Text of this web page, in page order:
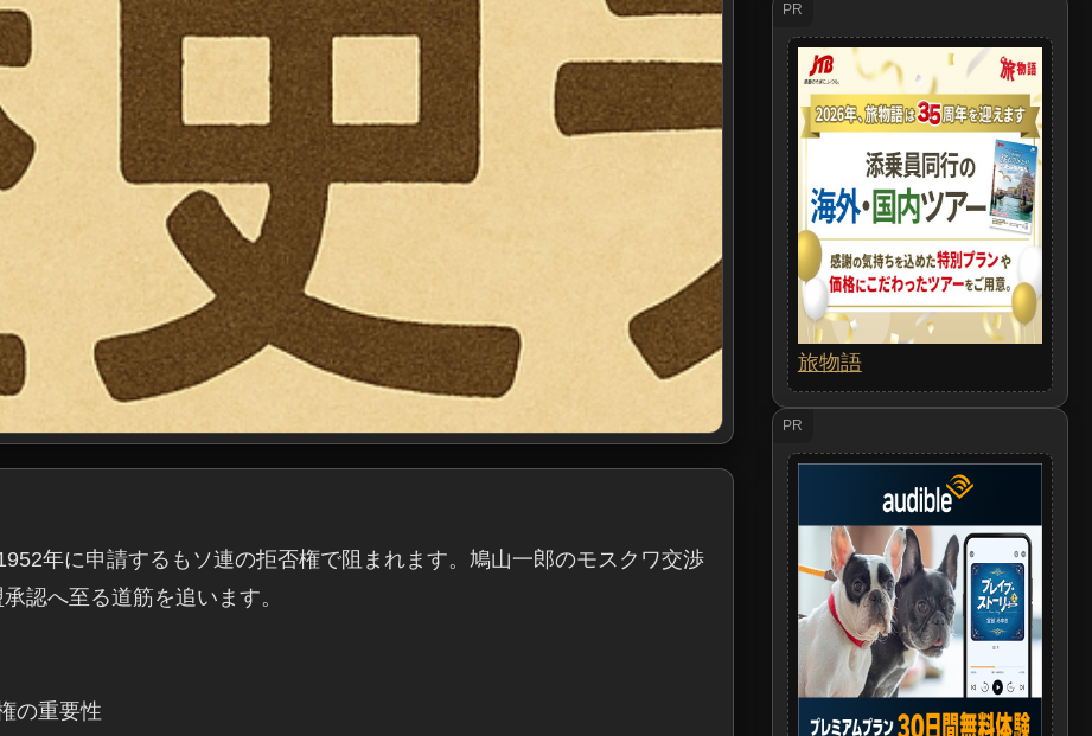
年に申請するもソ連の拒否権で阻まれます。鳩山一郎のモスクワ交渉
認へ至る道筋を追います。
の重要性
PR
旅物語
PR